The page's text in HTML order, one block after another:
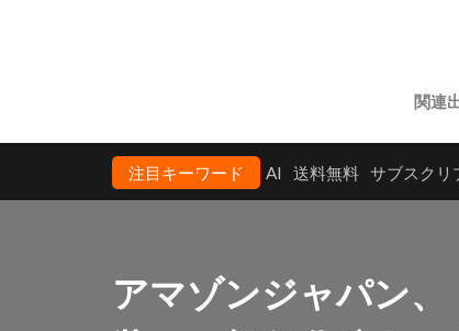
関連
注目キーワード AI 送料無料 サブスクリ
アマゾンジャパン